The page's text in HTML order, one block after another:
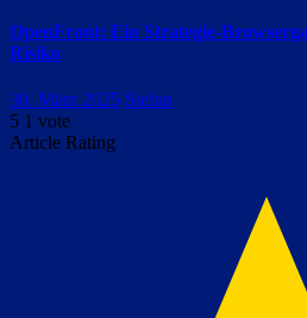
OpenFront: Ein Strategie-
Risiko
30. März 2025 Stefan
5 1 vote
Article Rating